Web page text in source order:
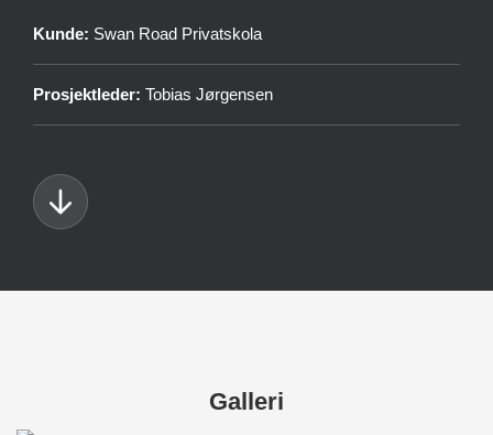
Kunde: Swan Road Privatskola
Prosjektleder: Tobias Jørgensen
Galleri